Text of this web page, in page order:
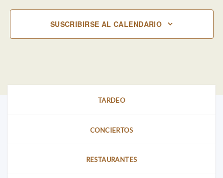
SUSCRIBIRSE AL CALENDARIO
TARDEO
CONCIERTOS
RESTAURANTES